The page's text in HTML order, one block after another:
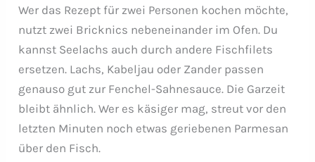
Wer das Rezept für zwei Personen kochen möchte,
nutzt zwei Bricknics nebeneinander im Ofen. Du
kannst Seelachs auch durch andere Fischfilets
ersetzen. Lachs, Kabeljau oder Zander passen
genauso gut zur Fenchel-Sahnesauce. Die Garzeit
bleibt ähnlich. Wer es käsiger mag, streut vor den
letzten Minuten noch etwas geriebenen Parmesan
über den Fisch.